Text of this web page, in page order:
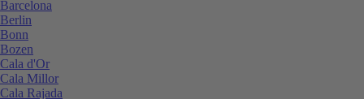
Barcelona
Berlin
Bonn
Bozen
Cala d'Or
Cala Millor
Cala Rajada